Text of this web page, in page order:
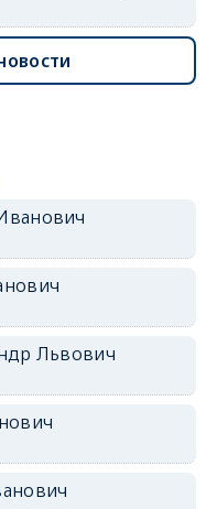
Львович